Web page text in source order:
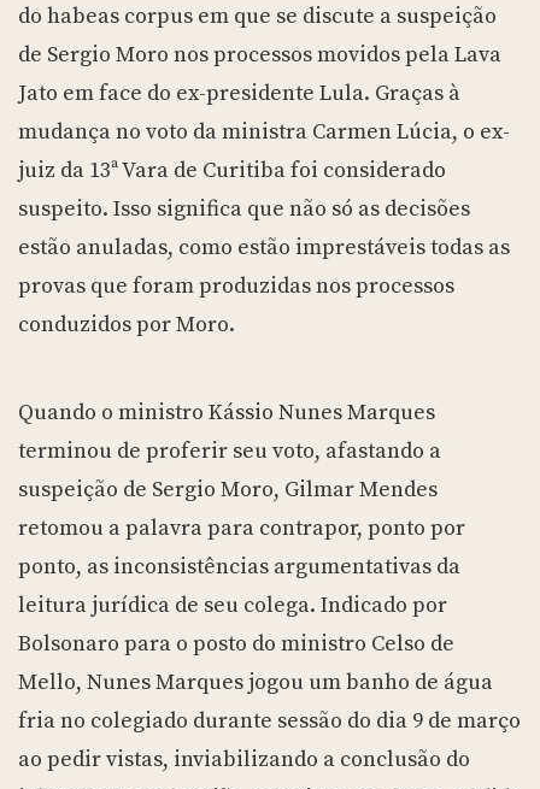
do habeas corpus em que se discute a suspeição
de Sergio Moro nos processos movidos pela Lava
Jato em face do ex-presidente Lula. Graças à
mudança no voto da ministra Carmen Lúcia, o ex-
juiz da 13ª Vara de Curitiba foi considerado
suspeito. Isso significa que não só as decisões
estão anuladas, como estão imprestáveis todas as
provas que foram produzidas nos processos
conduzidos por Moro.
Quando o ministro Kássio Nunes Marques
terminou de proferir seu voto, afastando a
suspeição de Sergio Moro, Gilmar Mendes
retomou a palavra para contrapor, ponto por
ponto, as inconsistências argumentativas da
leitura jurídica de seu colega. Indicado por
Bolsonaro para o posto do ministro Celso de
Mello, Nunes Marques jogou um banho de água
fria no colegiado durante sessão do dia 9 de março
ao pedir vistas, inviabilizando a conclusão do